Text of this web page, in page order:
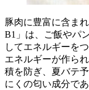
豚肉に豊富に含ま
B1」は、ご飯やパ
してエネルギーを
エネルギーが作ら
積を防ぎ、夏バテ
にくの匂い成分で